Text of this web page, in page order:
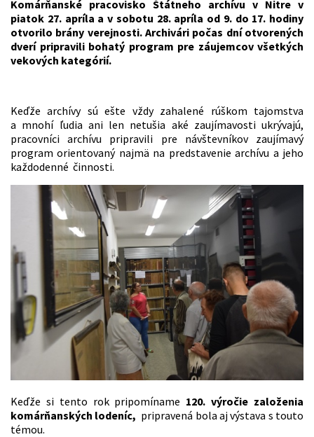
Komárňanské pracovisko Štátneho archívu v Nitre v
piatok 27. apríla a v sobotu 28. apríla od 9. do 17. hodiny
otvorilo brány verejnosti.Archivári počas dní otvorených
dverí pripravili bohatý program pre záujemcov všetkých
vekových kategórií.
Keďže archívy sú ešte vždy zahalené rúškom tajomstva
a mnohí ľudia ani len netušia aké zaujímavosti ukrývajú,
pracovníci archívu pripravili pre návštevníkov zaujímavý
program orientovaný najmä na predstavenie archívu a jeho
každodenné činnosti.
Keďže si tento rok pripomíname 120. výročie založenia
komárňanských lodeníc, pripravená bola aj výstava s touto
témou.